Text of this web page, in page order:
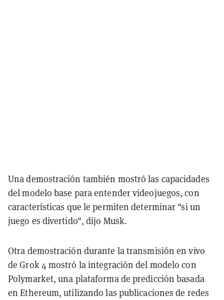
Una demostración también mostró las capacidades
del modelo base para entender videojuegos, con
características que le permiten determinar "si un
juego es divertido", dijo Musk.
Otra demostración durante la transmisión en vivo
de Grok 4 mostró la integración del modelo con
Polymarket, una plataforma de predicción basada
en Ethereum, utilizando las publicaciones de redes